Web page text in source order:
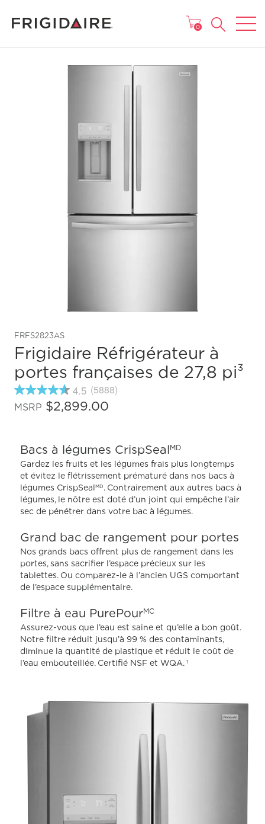
MENU
0
FRFS2823AS
Frigidaire Réfrigérateur à
portes françaises de 27,8 pi³
4.5
étoiles
sur
de
note
moyenne.
Read
5888
Reviews.
Lien
vers
même
4.5 (5888)
MSRP $2,899.00
Bacs à légumes CrispSeal MD
Gardez les fruits et les légumes frais plus longtemps
et évitez le flétrissement prématuré dans nos bacs à
légumes CrispSealMD . Contrairement aux autres bacs à
légumes, le nôtre est doté d’un joint qui empêche l’air
sec de pénétrer dans votre bac à légumes.
Grand bac de rangement pour portes
Nos grands bacs offrent plus de rangement dans les
portes, sans sacrifier l’espace précieux sur les
tablettes. Ou comparez-le à l’ancien UGS comportant
de l’espace supplémentaire.
Filtre à eau PurePourMC
Assurez-vous que l’eau est saine et qu’elle a bon goût.
Notre filtre réduit jusqu’à 99 % des contaminants,
diminue la quantité de plastique et réduit le coût de
l’eau embouteillée. Certifié NSF et WQA.1